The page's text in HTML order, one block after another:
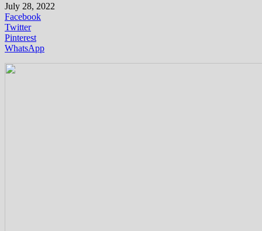
July 28, 2022
Facebook
Twitter
Pinterest
WhatsApp